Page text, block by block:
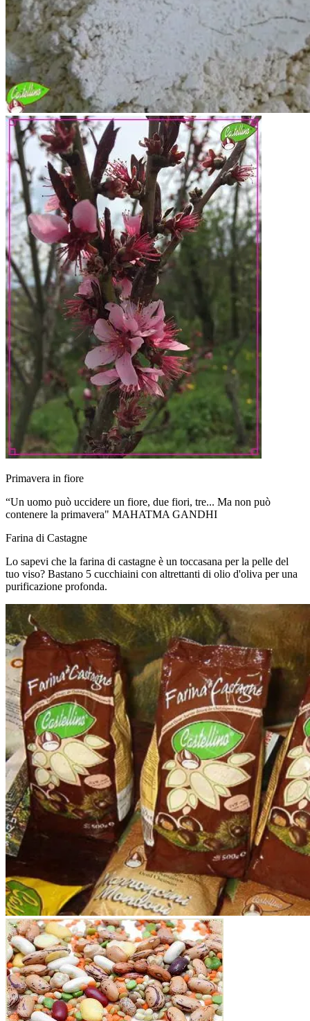
Primavera in fiore
“Un uomo può uccidere un fiore, due fiori, tre... Ma non può
contenere la primavera" MAHATMA GANDHI
Farina di Castagne
Lo sapevi che la farina di castagne è un toccasana per la pelle del
tuo viso? Bastano 5 cucchiaini con altrettanti di olio d'oliva per una
purificazione profonda.